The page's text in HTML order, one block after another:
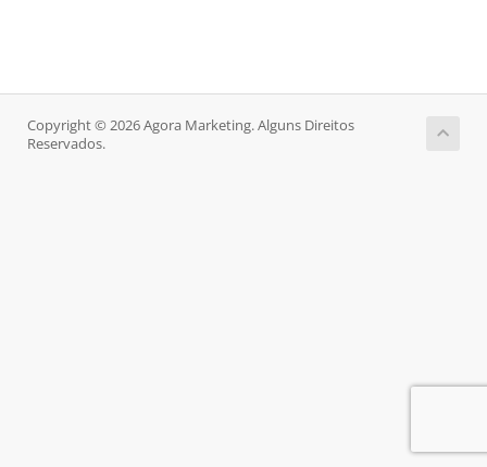
Copyright © 2026 Agora Marketing. Alguns Direitos
Reservados.